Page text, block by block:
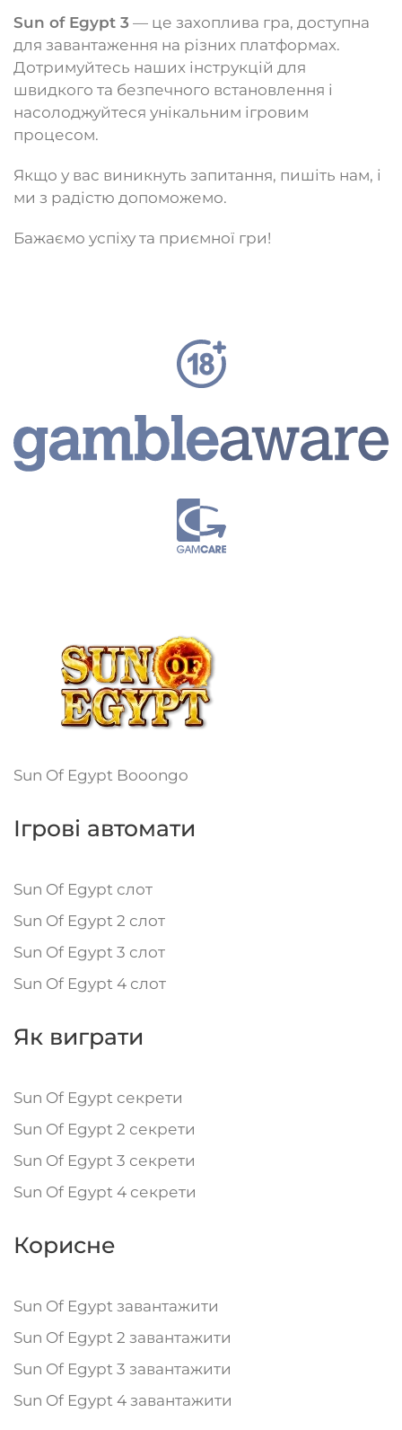
Sun of Egypt 3 — це захоплива гра, доступна
для завантаження на різних платформах.
Дотримуйтесь наших інструкцій для
швидкого та безпечного встановлення і
насолоджуйтеся унікальним ігровим
процесом.
Якщо у вас виникнуть запитання, пишіть нам, і
ми з радістю допоможемо.
Бажаємо успіху та приємної гри!
Sun Of Egypt Booongo
Ігрові автомати
Sun Of Egypt слот
Sun Of Egypt 2 слот
Sun Of Egypt 3 слот
Sun Of Egypt 4 слот
Як виграти
Sun Of Egypt секрети
Sun Of Egypt 2 секрети
Sun Of Egypt 3 секрети
Sun Of Egypt 4 секрети
Корисне
Sun Of Egypt завантажити
Sun Of Egypt 2 завантажити
Sun Of Egypt 3 завантажити
Sun Of Egypt 4 завантажити